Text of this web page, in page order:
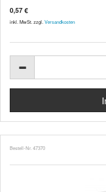
0,57 €
inkl. MwSt. zzgl. Versandkosten
Bestell-Nr. 47370